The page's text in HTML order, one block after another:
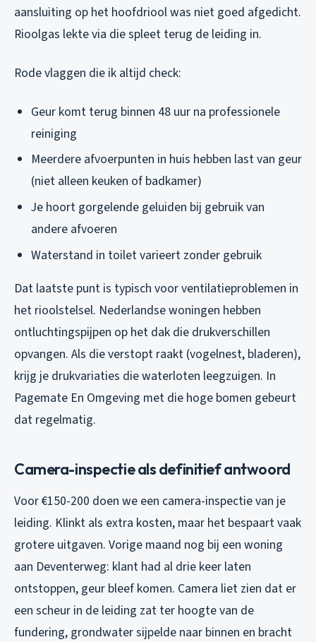
aansluiting op het hoofdriool was niet goed afgedicht.
Rioolgas lekte via die spleet terug de leiding in.
Rode vlaggen die ik altijd check:
Geur komt terug binnen 48 uur na professionele
reiniging
Meerdere afvoerpunten in huis hebben last van geur
(niet alleen keuken of badkamer)
Je hoort gorgelende geluiden bij gebruik van
andere afvoeren
Waterstand in toilet varieert zonder gebruik
Dat laatste punt is typisch voor ventilatieproblemen in
het rioolstelsel. Nederlandse woningen hebben
ontluchtingspijpen op het dak die drukverschillen
opvangen. Als die verstopt raakt (vogelnest, bladeren),
krijg je drukvariaties die waterloten leegzuigen. In
Pagemate En Omgeving met die hoge bomen gebeurt
dat regelmatig.
Camera-inspectie als definitief antwoord
Voor €150-200 doen we een camera-inspectie van je
leiding. Klinkt als extra kosten, maar het bespaart vaak
grotere uitgaven. Vorige maand nog bij een woning
aan Deventerweg: klant had al drie keer laten
ontstoppen, geur bleef komen. Camera liet zien dat er
een scheur in de leiding zat ter hoogte van de
fundering, grondwater sijpelde naar binnen en bracht